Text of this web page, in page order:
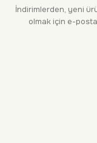
İndirimlerden, yeni
olmak için e-posta